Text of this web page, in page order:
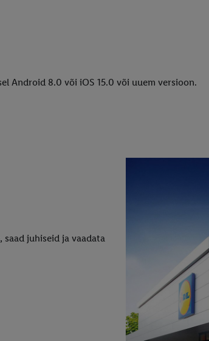
Android 8.0 või iOS 15.0 või uuem versioon.
juhiseid ja vaadata